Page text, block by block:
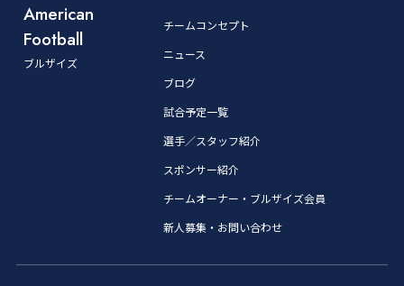
American
Football
ブルザイズ
チームコンセプト
ニュース
ブログ
試合予定一覧
選手／スタッフ紹介
スポンサー紹介
チームオーナー・ブルザイズ会員
新人募集・お問い合わせ